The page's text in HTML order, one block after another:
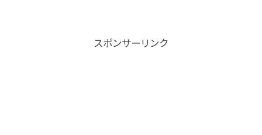
スポンサーリンク